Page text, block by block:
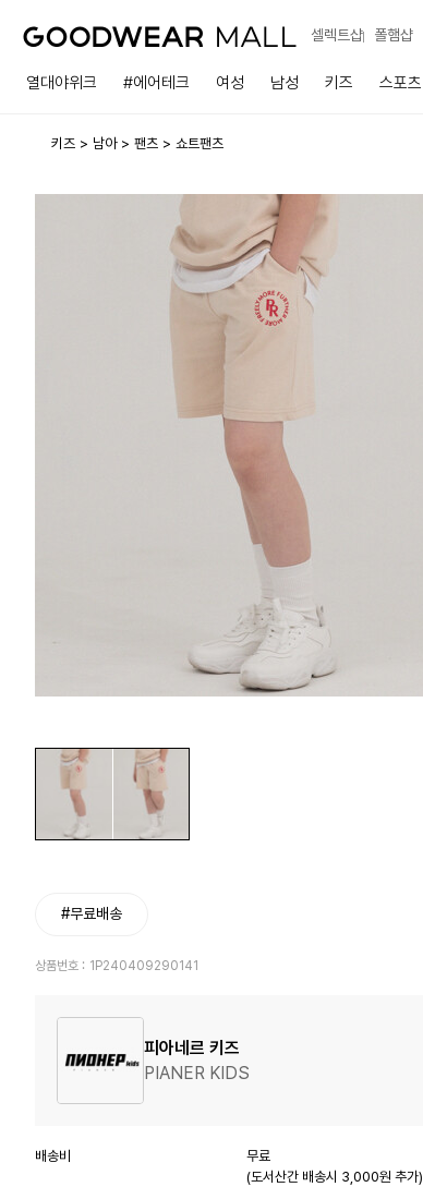
셀렉트샵 폴햄샵
열대야위크 #에어테크 여성 남성 키즈 스포츠
키즈 남아 팬츠 쇼트팬츠
#무료배송
상품번호 : 1P240409290141
피아네르 키즈
PIANER KIDS
배송비
무료
(도서산간 배송시 3,000원 추가)